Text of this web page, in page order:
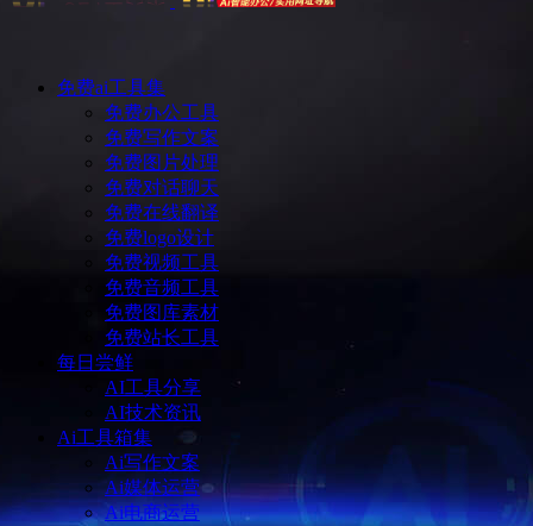
免费ai工具集
免费办公工具
免费写作文案
免费图片处理
免费对话聊天
免费在线翻译
免费logo设计
免费视频工具
免费音频工具
免费图库素材
免费站长工具
每日尝鲜
AI工具分享
AI技术资讯
Ai工具箱集
Ai写作文案
Ai媒体运营
Ai电商运营